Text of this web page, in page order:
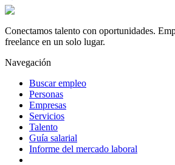
Conectamos talento con oportunidades.
freelance en un solo lugar.
Navegación
Buscar empleo
Personas
Empresas
Servicios
Talento
Guía salarial
Informe del mercado laboral